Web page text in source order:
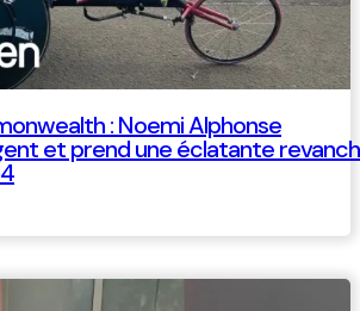
: Noemi Alphonse
et prend une éclatante